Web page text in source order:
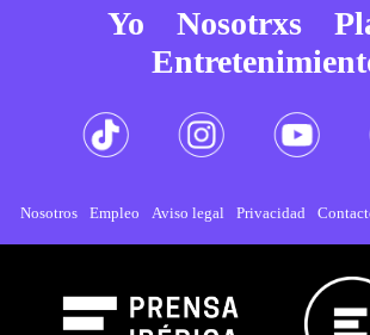
Yo Nosotrxs
Nosotros Empleo Aviso legal Privacidad